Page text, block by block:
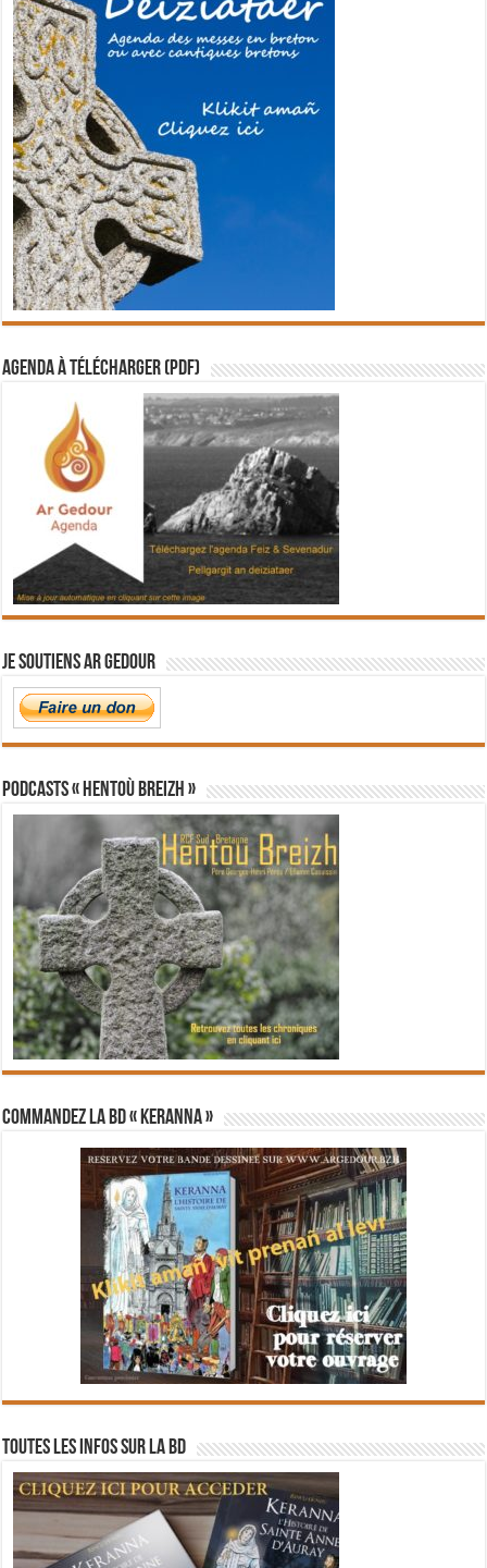
Agenda à télécharger (PDF)
Je soutiens Ar Gedour
PODCASTS « Hentoù Breizh »
Commandez la BD « Keranna »
Toutes les infos sur la BD